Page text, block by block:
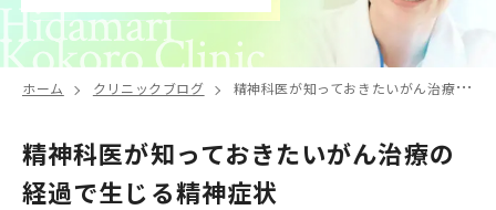
ホーム クリニックブログ 精神科医が知っておきたいがん治療の経過で生じる精神症状
精神科医が知っておきたいがん治療の
経過で生じる精神症状